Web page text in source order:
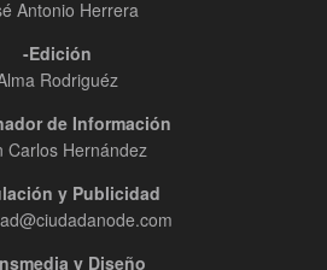
Antonio Herrera
-Edición
Rodriguéz
de Información
Carlos Hernández
y Publicidad
y Diseño